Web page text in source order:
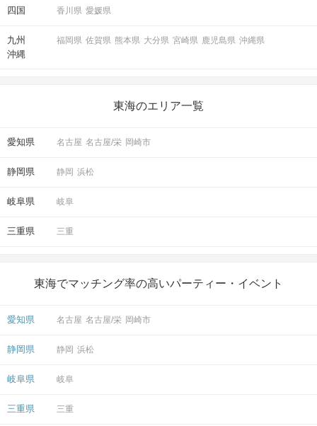
四国 香川県 愛媛県
九州
沖縄
福岡県 佐賀県 熊本県 大分県 宮崎県 鹿児島県 沖縄県
東海のエリア一覧
愛知県 名古屋 名古屋/栄 岡崎市
静岡県 静岡 浜松
岐阜県 岐阜
三重県 三重
東海でマッチング率の高いパーティー・イベント
愛知県 名古屋 名古屋/栄 岡崎市
静岡県 静岡 浜松
岐阜県 岐阜
三重県 三重